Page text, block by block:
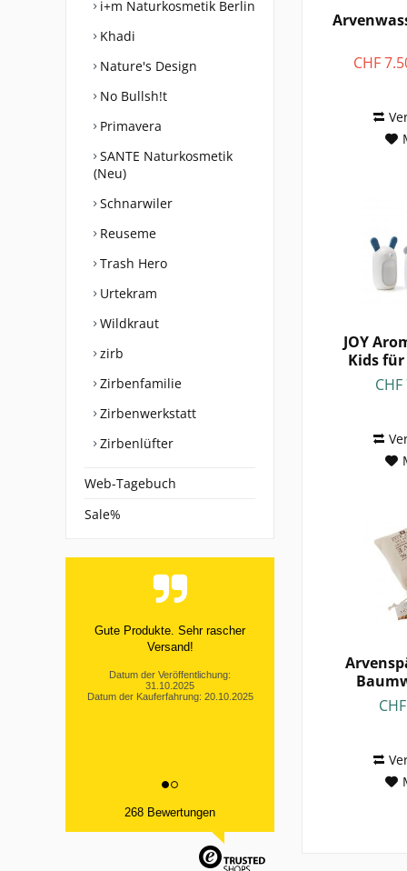
i+m Naturkosmetik Berlin
Khadi
Nature's Design
No Bullsh!t
Primavera
SANTE Naturkosmetik
(Neu)
Schnarwiler
Reuseme
Trash Hero
Urtekram
Wildkraut
zirb
Zirbenfamilie
Zirbenwerkstatt
Zirbenlüfter
Web-Tagebuch
Sale%
Gute Produkte. Sehr rascher
Versand!
Datum der Veröffentlichung:
31.10.2025
Datum der Kauferfahrung: 20.10.2025
268 Bewertungen
CHF
JOY
Kids